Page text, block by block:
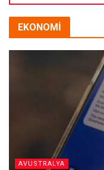
EKONOMİ
AVUSTRALYA